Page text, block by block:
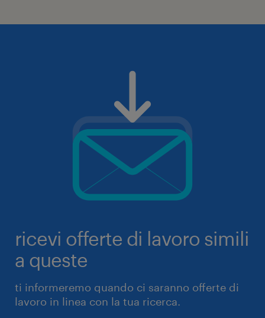
ricevi offerte di lavoro simili
a queste
ti informeremo quando ci saranno offerte di
lavoro in linea con la tua ricerca.